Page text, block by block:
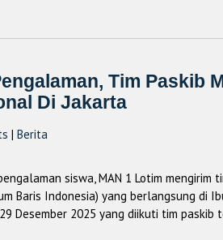
Tim Paskib
Di Jakarta
| Berita
siswa, MAN 1 Lotim mengirim
Baris Indonesia) yang berlangsung di
Desember 2025 yang diikuti tim